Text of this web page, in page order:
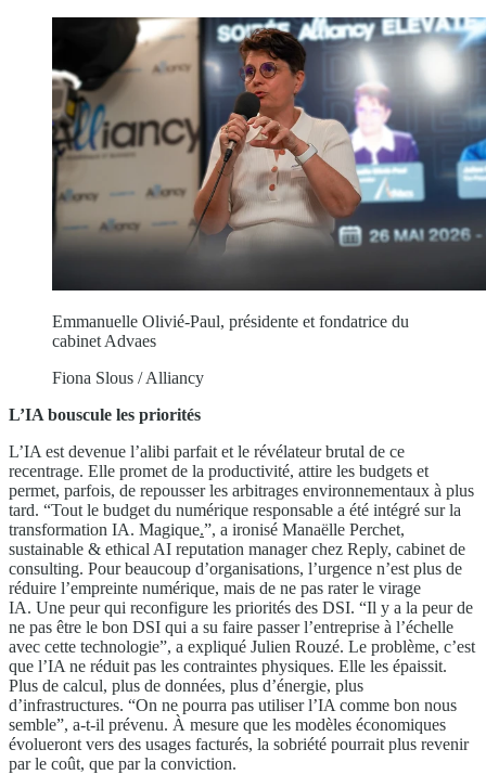
Emmanuelle Olivié-Paul, présidente et fondatrice du
cabinet Advaes
Fiona Slous / Alliancy
L’IA bouscule les priorités
L’IA est devenue l’alibi parfait et le révélateur brutal de ce
recentrage. Elle promet de la productivité, attire les budgets et
permet, parfois, de repousser les arbitrages environnementaux à plus
tard. “Tout le budget du numérique responsable a été intégré sur la
transformation IA. Magique.”, a ironisé Manaëlle Perchet,
sustainable & ethical AI reputation manager chez Reply, cabinet de
consulting. Pour beaucoup d’organisations, l’urgence n’est plus de
réduire l’empreinte numérique, mais de ne pas rater le virage
IA. Une peur qui reconfigure les priorités des DSI. “Il y a la peur de
ne pas être le bon DSI qui a su faire passer l’entreprise à l’échelle
avec cette technologie”, a expliqué Julien Rouzé. Le problème, c’est
que l’IA ne réduit pas les contraintes physiques. Elle les épaissit.
Plus de calcul, plus de données, plus d’énergie, plus
d’infrastructures. “On ne pourra pas utiliser l’IA comme bon nous
semble”, a-t-il prévenu. À mesure que les modèles économiques
évolueront vers des usages facturés, la sobriété pourrait plus revenir
par le coût, que par la conviction.